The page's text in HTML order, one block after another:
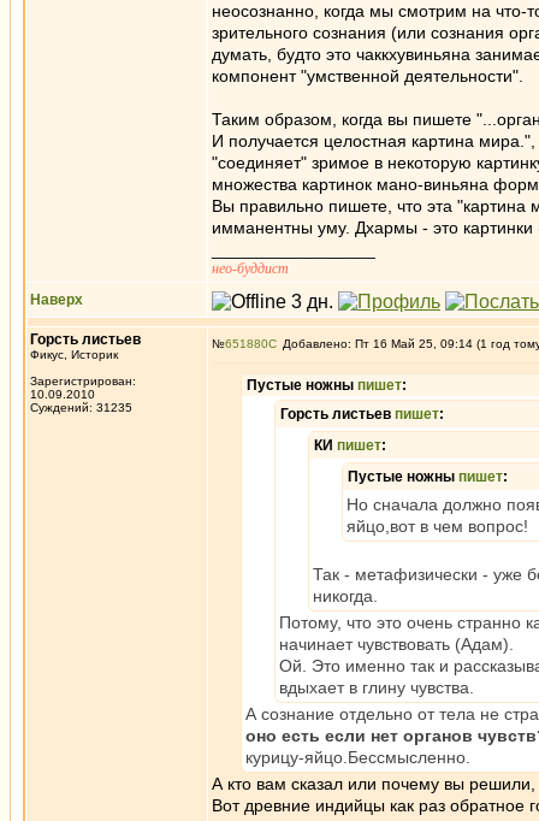
неосознанно, когда мы смотрим на что-
зрительного сознания (или сознания
думать, будто это чаккхувиньяна
компонент "умственной деятельности".
Таким образом, когда вы пишете
И получается целостная картина
"соединяет" зримое в некоторую
множества картинок мано-виньяна
Вы правильно пишете, что эта "картина
имманентны уму. Дхармы - это картинки
нео-буддист
Наверх
Горсть листьев
Фикус, Историк
Зарегистрирован:
10.09.2010
Суждений: 31235
№651880 Добавлено: Пт 16 Май 25, 09:14 (1 год
Пустые ножны пишет:
Горсть листьев пишет:
КИ пишет:
Пустые ножны пишет:
Но сначала должно
яйцо,вот в чем вопрос!
Так - метафизически - уже
никогда.
Потому, что это очень странно
начинает чувствовать (Адам).
Ой. Это именно так и
вдыхает в глину чувства.
А сознание отдельно от тела не
оно есть если нет органов
курицу-яйцо.Бессмысленно.
А кто вам сказал или почему вы
Вот древние индийцы как раз обратное